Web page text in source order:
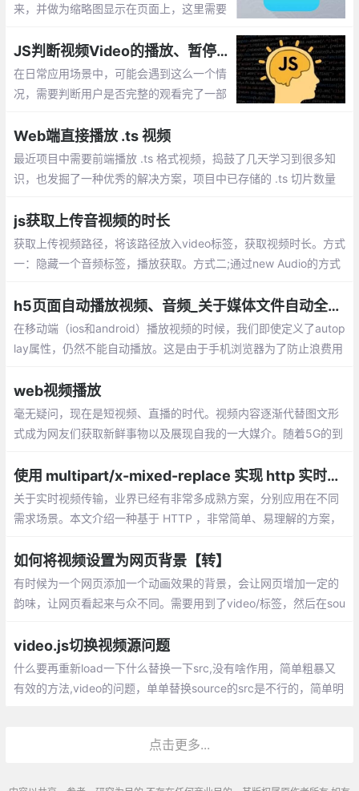
来，并做为缩略图显示在页面上，这里需要
功能
JS判断视频Video的播放、暂停、结束完成及获取长度事件监听处理
在日常应用场景中，可能会遇到这么一个情
况，需要判断用户是否完整的观看完了一部
体涉及到几个部分，获取视频长度，视频开
始播放，暂停播放和播放结束
Web端直接播放 .ts 视频
最近项目中需要前端播放 .ts 格式视频，捣鼓了几天学习到很多知
识，也发掘了一种优秀的解决方案，项目中已存储的 .ts 切片数量
引虽然非常小
js获取上传音视频的时长
获取上传视频路径，将该路径放入video标签，获取视频时长。方式
一：隐藏一个音频标签，播放获取。方式二;通过new Audio的方式
h5页面自动播放视频、音频_关于媒体文件自动全屏播放的实现方式
在移动端（ios和android）播放视频的时候，我们即使定义了autop
lay属性，仍然不能自动播放。这是由于手机浏览器为了防止浪费用
用户自己对浏览器进行设置才能支持autoplay。
web视频播放
毫无疑问，现在是短视频、直播的时代。视频内容逐渐代替图文形
式成为网友们获取新鲜事物以及展现自我的一大媒介。随着5G的到
直播营销的大风口
使用 multipart/x-mixed-replace 实现 http 实时视频流
关于实时视频传输，业界已经有非常多成熟方案，分别应用在不同
需求场景。本文介绍一种基于 HTTP ，非常简单、易理解的方案，
如何将视频设置为网页背景【转】
有时候为一个网页添加一个动画效果的背景，会让网页增加一定的
韵味，让网页看起来与众不同。需要用到了video/标签，然后在sou
其静音，loop为循环播放
video.js切换视频源问题
什么要再重新load一下什么替换一下src,没有啥作用，简单粗暴又
有效的方法,video的问题，单单替换source的src是不行的，简单明
点击更多...